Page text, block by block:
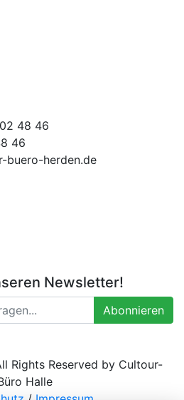
48 46
46
buero-herden.de
Newsletter!
Abonnieren
Rights Reserved by Cultour-
Halle